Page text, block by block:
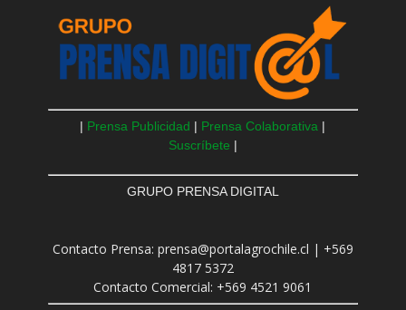
| Prensa Publicidad | Prensa Colaborativa |
Suscríbete |
GRUPO PRENSA DIGITAL
Contacto Prensa: prensa@portalagrochile.cl | +569
4817 5372
Contacto Comercial: +569 4521 9061